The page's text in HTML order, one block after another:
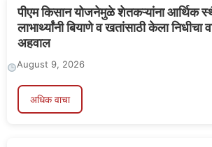
पीएम किसान योजनेमुळे शेतकऱ्यांना आर्थिक
लाभार्थ्यांनी बियाणे व खतांसाठी केला निधीचा
अहवाल
August 9, 2026
अधिक वाचा